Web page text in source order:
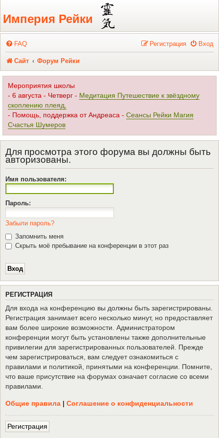
Регистрация
Империя Рейки
FAQ Вход
Регистрация
Сайт Форум Рейки
Мероприятия школы
- 6 августа - Четверг - Медитация Путешествие к звёздному
скоплению плеяд,
- Помощь, поддержка от Андреаса - Сеансы Рейки Магия
Счастья Шумеров
Для просмотра этого форума вы должны быть
авторизованы.
Имя пользователя:
Пароль:
Забыли пароль?
Запомнить меня
Скрыть моё пребывание на конференции в этот раз
РЕГИСТРАЦИЯ
Для входа на конференцию вы должны быть зарегистрированы.
Регистрация занимает всего несколько минут, но предоставляет
вам более широкие возможности. Администратором
конференции могут быть установлены также дополнительные
привилегии для зарегистрированных пользователей. Прежде
чем зарегистрироваться, вам следует ознакомиться с
правилами и политикой, принятыми на конференции. Помните,
что ваше присутствие на форумах означает согласие со всеми
правилами.
Общие правила | Соглашение о конфиденциальности
Регистрация